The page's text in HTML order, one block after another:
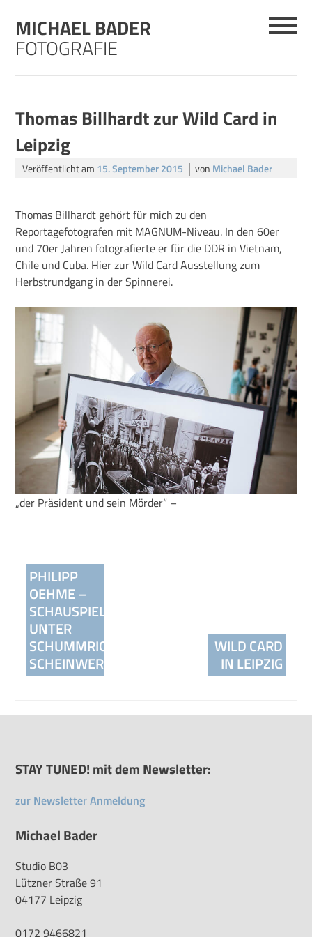
contentMICHAEL BADER
FOTOGRAFIE
Thomas Billhardt zur Wild Card in
Leipzig
Veröffentlicht am 15. September 2015 von Michael Bader
Thomas Billhardt gehört für mich zu den
Reportagefotografen mit MAGNUM-Niveau. In den 60er
und 70er Jahren fotografierte er für die DDR in Vietnam,
Chile und Cuba. Hier zur Wild Card Ausstellung zum
Herbstrundgang in der Spinnerei.
„der Präsident und sein Mörder“ –
Beitragsnavigation
PHILIPP
OEHME –
SCHAUSPIELER
UNTER
SCHUMMRIGEM
SCHEINWERFER
WILD CARD
IN LEIPZIG
STAY TUNED! mit dem Newsletter:
zur Newsletter Anmeldung
Michael Bader
Studio B03
Lützner Straße 91
04177 Leipzig
0172 9466821